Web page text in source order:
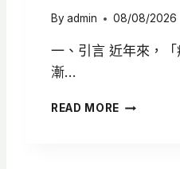
Byadmin 08/08/2026
一、引言 近年來，
漸…
READ MORE 居